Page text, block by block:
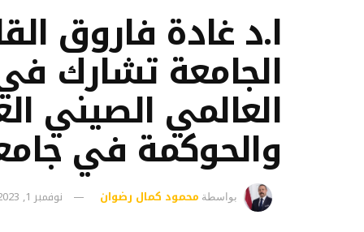
ا.د غادة فاروق
الجامعة تشارك
العالمي الصيني
والحوكمة في
بواسطة محمود كمال رضوان نوفمبر 1, 2023